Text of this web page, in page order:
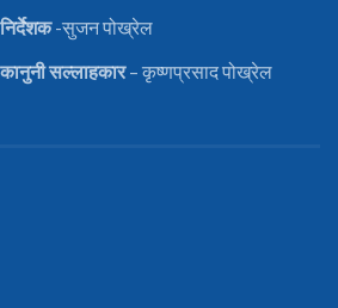
निर्देशक-सुजन पोख्रेल
कानुनीसल्लाहकार– कृष्णप्रसाद पोख्रेल